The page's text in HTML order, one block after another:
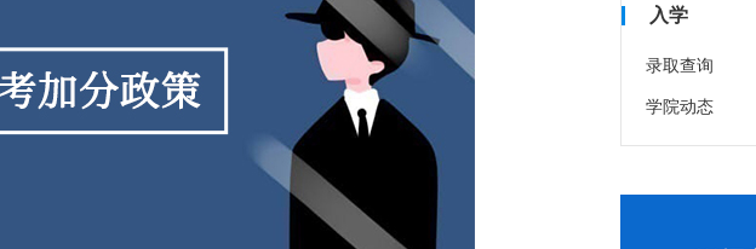
入学
录取查询
学院动态